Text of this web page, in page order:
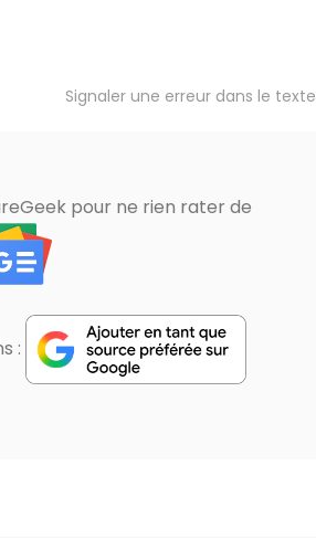
Signaler une erreur dans le texte
pour ne rien rater de
: